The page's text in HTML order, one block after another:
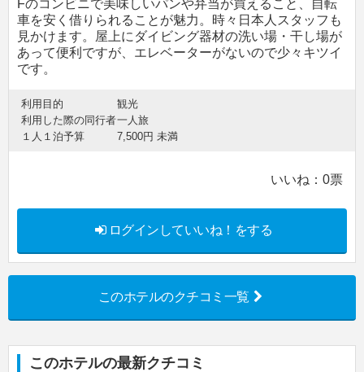
Fのコンビニで美味しいパンや弁当が買えること、自転
車を安く借りられることが魅力。時々日本人スタッフも
見かけます。屋上にダイビング器材の洗い場・干し場が
あって便利ですが、エレベーターがないので少々キツイ
です。
利用目的
観光
利用した際の同行者一人旅
１人１泊予算
7,500円 未満
いいね： 0票
ログインしていいね！をする
このホテルのクチコミ一覧
このホテルの最新クチコミ